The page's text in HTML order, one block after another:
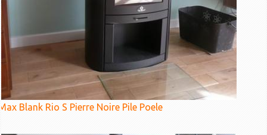
Blank Rio S Pierre Noire Pile Poele